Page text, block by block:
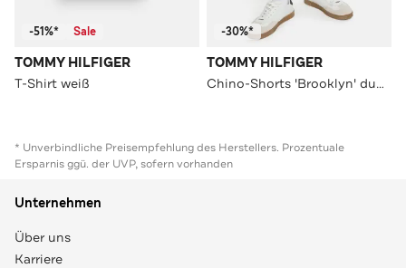
-51%* Sale
TOMMY HILFIGER
T-Shirt weiß
-30%*
TOMMY HILFIGER
Chino-Shorts 'Brooklyn' dunkelblau
* Unverbindliche Preisempfehlung des Herstellers. Prozentuale
Ersparnis ggü. der UVP, sofern vorhanden
Unternehmen
Über uns
Karriere